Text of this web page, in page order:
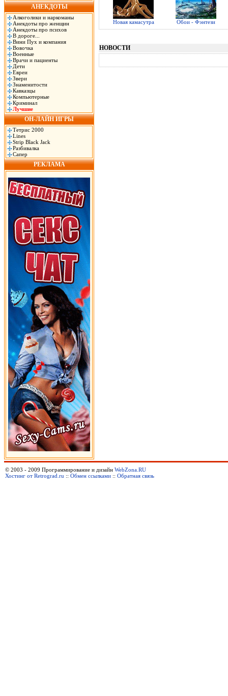
АНЕКДОТЫ
Алкоголики и наркоманы
Анекдоты про женщин
Анекдоты про психов
В дороге...
Вини Пух и компания
Вовочка
Военные
Врачи и пациенты
Дети
Евреи
Звери
Знаменитости
Кавказцы
Компьютерные
Криминал
Лучшие
ОН-ЛАЙН ИГРЫ
Тетрис 2000
Lines
Strip Black Jack
Разбивалка
Сапер
РЕКЛАМА
Новая камасутра Обои - Фэнтези
НОВОСТИ
© 2003 - 2009 Программирование и дизайн WebZona.RU
Хостинг от Retrograd.ru :: Обмен ссылками :: Обратная связь